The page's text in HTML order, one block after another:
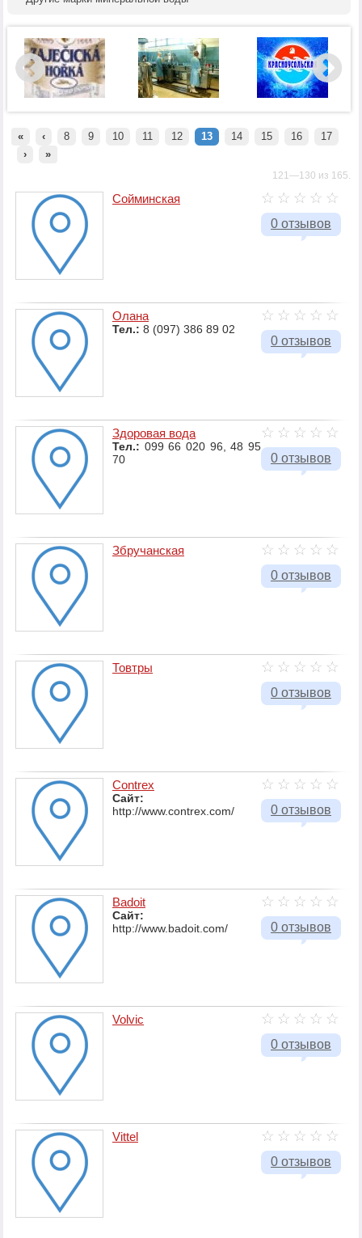
« ‹ 8 9 10 11 12 13 14 15 16
17
›
»
121—130 из 165.
0 отзывов
Сойминская
0 отзывов
Олана
Тел.: 8 (097) 386 89 02
0 отзывов
Здоровая вода
Тел.: 099 66 020 96, 48 95
70
0 отзывов
Збручанская
0 отзывов
Товтры
0 отзывов
Contrex
Сайт:
http://www.contrex.com/
0 отзывов
Badoit
Сайт:
http://www.badoit.com/
0 отзывов
Volvic
0 отзывов
Vittel